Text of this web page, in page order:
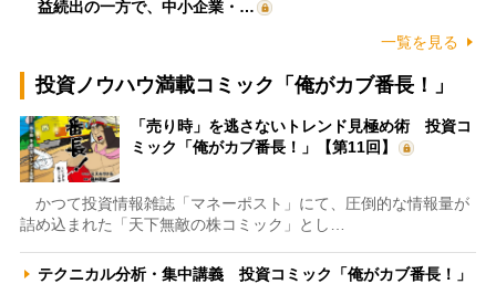
益続出の一方で、中小企業・…
一覧を見る
投資ノウハウ満載コミック「俺がカブ番長！」
「売り時」を逃さないトレンド見極め術 投資コ
ミック「俺がカブ番長！」【第11回】
かつて投資情報雑誌「マネーポスト」にて、圧倒的な情報量が
詰め込まれた「天下無敵の株コミック」とし…
テクニカル分析・集中講義 投資コミック「俺がカブ番長！」